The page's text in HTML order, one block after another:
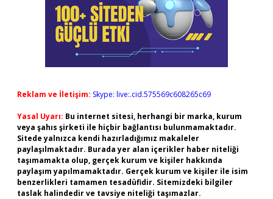
Reklam ve İletişim: Skype: live:.cid.575569c608265c69
Yasal Uyarı: Bu internet sitesi, herhangi bir marka, kurum
veya şahıs şirketi ile hiçbir bağlantısı bulunmamaktadır.
Sitede yalnızca kendi hazırladığımız makaleler
paylaşılmaktadır. Burada yer alan içerikler haber niteliği
taşımamakta olup, gerçek kurum ve kişiler hakkında
paylaşım yapılmamaktadır. Gerçek kurum ve kişiler ile isim
benzerlikleri tamamen tesadüfidir. Sitemizdeki bilgiler
taslak halindedir ve tavsiye niteliği taşımazlar.